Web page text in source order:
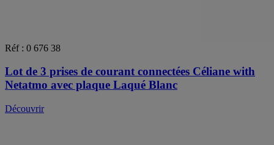
Réf : 0 676 38
Lot de 3 prises de courant connectées Céliane with
Netatmo avec plaque Laqué Blanc
Découvrir